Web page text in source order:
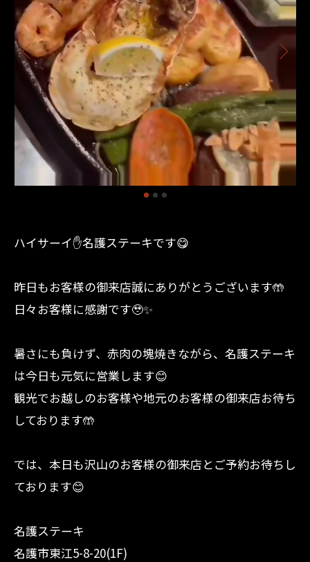
ハイサーイ✋名護ステーキです😋
昨日もお客様の御来店誠にありがとうございます🤲
日々お客様に感謝です🥹✨
暑さにも負けず、赤肉の塊焼きながら、名護ステーキ
は今日も元気に営業します😊
観光でお越しのお客様や地元のお客様の御来店お待ち
しております🤲
では、本日も沢山のお客様の御来店とご予約お待ちし
ております😊
名護ステーキ
名護市東江5-8-20(1F)